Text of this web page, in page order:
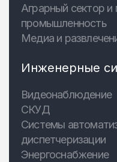
Аграрный сектор и
промышленность
Медиа и
Инженерные
Видеонаблюдение
СКУД
Системы
диспетчеризации
Энергоснабжение